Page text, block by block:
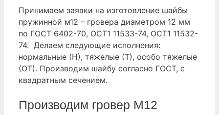
Принимаем заявки на изготовление шайбы
пружинной м12 – гровера диаметром 12 мм
по ГОСТ 6402-70, ОСТ1 11533-74, ОСТ1 11532-
74. Делаем следующие исполнения:
нормальные (Н), тяжелые (Т), особо тяжелые
(ОТ). Производим шайбу согласно ГОСТ, с
квадратным сечением.
Производим гровер М12